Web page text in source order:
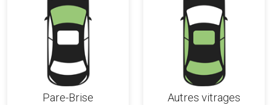
Pare-Brise Autres vitrages